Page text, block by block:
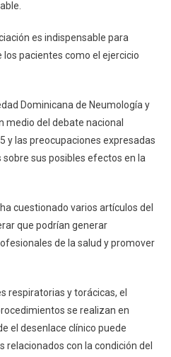
es indispensable para
pacientes como el ejercicio
Dominicana de Neumología y
medio del debate nacional
y las preocupaciones expresadas
sus posibles efectos en la
cuestionado varios artículos del
que podrían generar
de la salud y promover
respiratorias y torácicas, el
se realizan en
el desenlace clínico puede
con la condición del